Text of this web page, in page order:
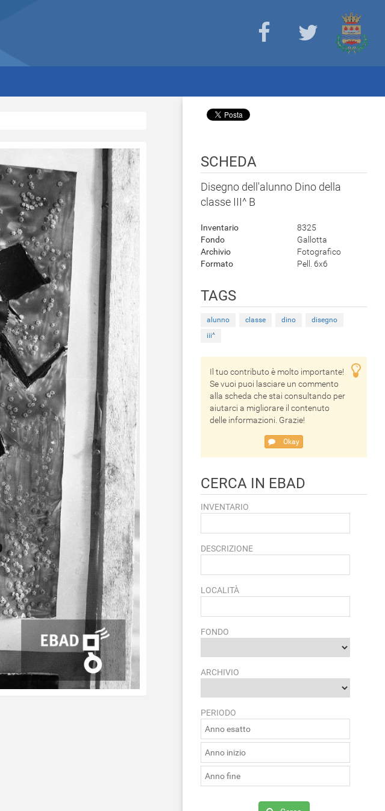
SCHEDA
Disegno dell'alunno Dino della
classe III^ B
Inventario
8325
Fondo
Gallotta
Archivio
Fotografico
Formato
Pell. 6x6
TAGS
alunno classe dino
disegno
iii^
Il tuo contributo è molto importante!
Se vuoi puoi lasciare un commento
alla scheda che stai consultando per
aiutarci a migliorare il contenuto
delle informazioni. Grazie!
Okay
CERCA IN EBAD
INVENTARIO
DESCRIZIONE
LOCALITÀ
FONDO
ARCHIVIO
PERIODO